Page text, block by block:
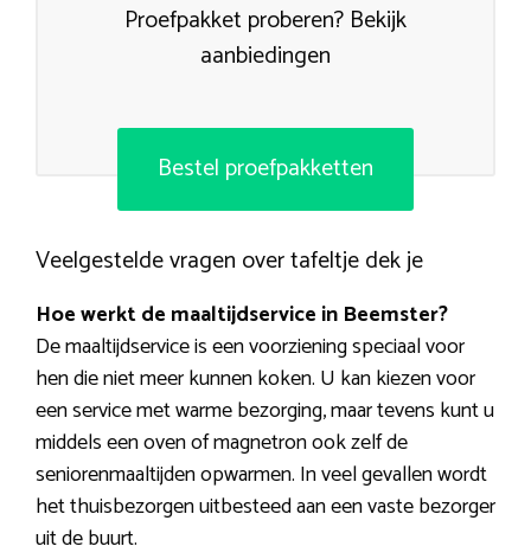
Proefpakket proberen? Bekijk
aanbiedingen
Bestel proefpakketten
Veelgestelde vragen over tafeltje dek je
Hoe werkt de maaltijdservice in Beemster?
De maaltijdservice is een voorziening speciaal voor
hen die niet meer kunnen koken. U kan kiezen voor
een service met warme bezorging, maar tevens kunt u
middels een oven of magnetron ook zelf de
seniorenmaaltijden opwarmen. In veel gevallen wordt
het thuisbezorgen uitbesteed aan een vaste bezorger
uit de buurt.